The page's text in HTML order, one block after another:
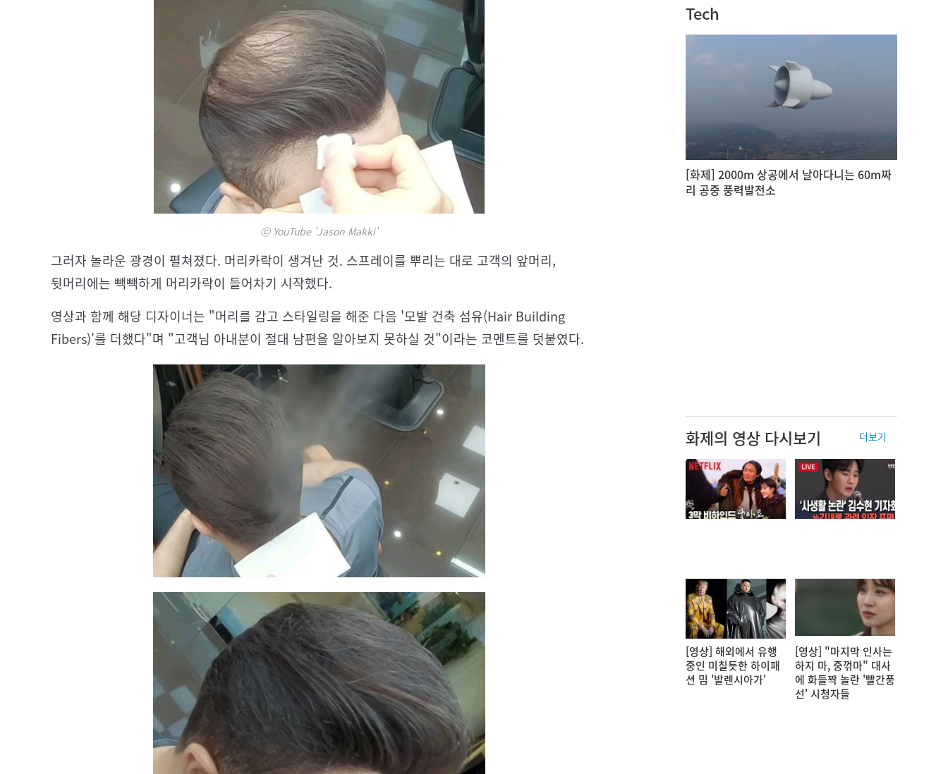
ⓒ YouTube 'Jason Makki'
그러자 놀라운 광경이 펼쳐졌다. 머리카락이 생겨난 것. 스프레이를 뿌리는 대로 고객의 앞머리,
뒷머리에는 빽빽하게 머리카락이 들어차기 시작했다.
영상과 함께 해당 디자이너는 "머리를 감고 스타일링을 해준 다음 '모발 건축 섬유(Hair Building
Fibers)'를 더했다"며 "고객님 아내분이 절대 남편을 알아보지 못하실 것"이라는 코멘트를 덧붙였다.
Tech
[화제] 2000m 상공에서 날아다니는 60m짜
리 공중 풍력발전소
화제의 영상 다시보기 더보기
[영상] 해외에서 유행
중인 미칠듯한 하이패
션 밈 '발렌시아가'
[영상] "마지막 인사는
하지 마, 중꺾마" 대사
에 화들짝 놀란 '빨간풍
선' 시청자들